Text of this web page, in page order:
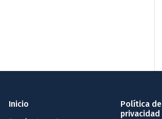
Inicio
Política de
privacidad